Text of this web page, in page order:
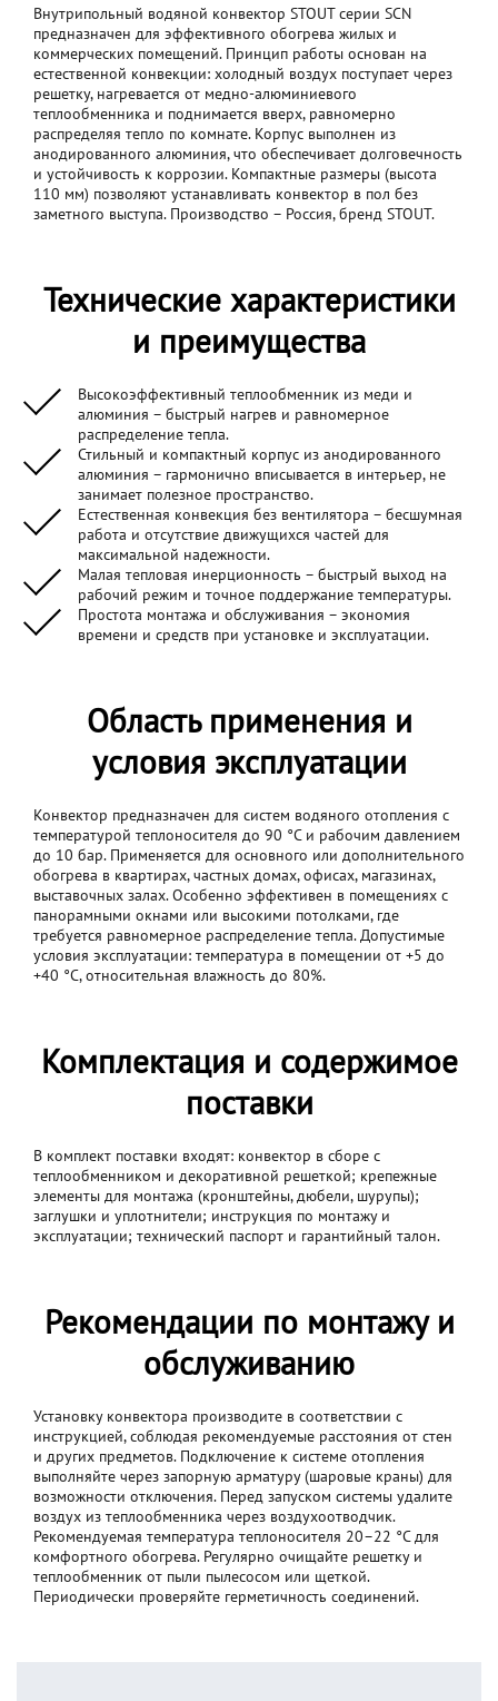
Внутрипольный водяной конвектор STOUT серии SCN
предназначен для эффективного обогрева жилых и
коммерческих помещений. Принцип работы основан на
естественной конвекции: холодный воздух поступает через
решетку, нагревается от медно-алюминиевого
теплообменника и поднимается вверх, равномерно
распределяя тепло по комнате. Корпус выполнен из
анодированного алюминия, что обеспечивает долговечность
и устойчивость к коррозии. Компактные размеры (высота
110 мм) позволяют устанавливать конвектор в пол без
заметного выступа. Производство – Россия, бренд STOUT.
Технические характеристики
и преимущества
Высокоэффективный теплообменник из меди и
алюминия – быстрый нагрев и равномерное
распределение тепла.
Стильный и компактный корпус из анодированного
алюминия – гармонично вписывается в интерьер, не
занимает полезное пространство.
Естественная конвекция без вентилятора – бесшумная
работа и отсутствие движущихся частей для
максимальной надежности.
Малая тепловая инерционность – быстрый выход на
рабочий режим и точное поддержание температуры.
Простота монтажа и обслуживания – экономия
времени и средств при установке и эксплуатации.
Область применения и
условия эксплуатации
Конвектор предназначен для систем водяного отопления с
температурой теплоносителя до 90 °C и рабочим давлением
до 10 бар. Применяется для основного или дополнительного
обогрева в квартирах, частных домах, офисах, магазинах,
выставочных залах. Особенно эффективен в помещениях с
панорамными окнами или высокими потолками, где
требуется равномерное распределение тепла. Допустимые
условия эксплуатации: температура в помещении от +5 до
+40 °C, относительная влажность до 80%.
Комплектация и содержимое
поставки
В комплект поставки входят: конвектор в сборе с
теплообменником и декоративной решеткой; крепежные
элементы для монтажа (кронштейны, дюбели, шурупы);
заглушки и уплотнители; инструкция по монтажу и
эксплуатации; технический паспорт и гарантийный талон.
Рекомендации по монтажу и
обслуживанию
Установку конвектора производите в соответствии с
инструкцией, соблюдая рекомендуемые расстояния от стен
и других предметов. Подключение к системе отопления
выполняйте через запорную арматуру (шаровые краны) для
возможности отключения. Перед запуском системы удалите
воздух из теплообменника через воздухоотводчик.
Рекомендуемая температура теплоносителя 20–22 °C для
комфортного обогрева. Регулярно очищайте решетку и
теплообменник от пыли пылесосом или щеткой.
Периодически проверяйте герметичность соединений.